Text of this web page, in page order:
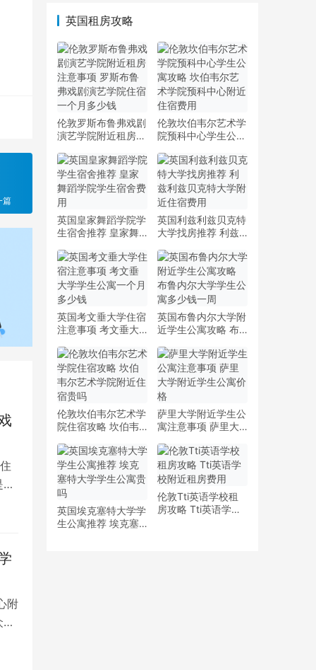
篇
附
英国租房攻略
伦敦罗斯布鲁弗戏剧
演艺学院附近租房注
戏剧演艺学院住宿一
个月多少钱
伦敦坎伯韦尔艺术学
院预科中心学生公寓
学院预科中心附近住
宿费用
英国皇家舞蹈学院学
生宿舍推荐 皇家舞
英国利兹利兹贝克特
大学找房推荐 利兹
住宿费用
英国考文垂大学住宿
注意事项 考文垂大
少钱
英国布鲁内尔大学附
近学生公寓攻略 布
多少钱一周
伦敦坎伯韦尔艺术学
院住宿攻略 坎伯韦
贵吗
萨里大学附近学生公
寓注意事项 萨里大
英国埃克塞特大学学
生公寓推荐 埃克塞
伦敦Tti英语学校租
房攻略 Tti英语学校